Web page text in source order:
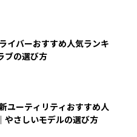
イバーおすすめ人気ランキ
ブの選び方
ユーティリティおすすめ人
やさしいモデルの選び方